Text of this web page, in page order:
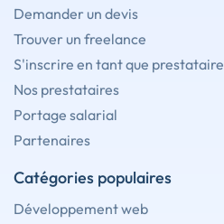
Demander un devis
Trouver un freelance
S'inscrire en tant que prestataire
Nos prestataires
Portage salarial
Partenaires
Catégories populaires
Développement web